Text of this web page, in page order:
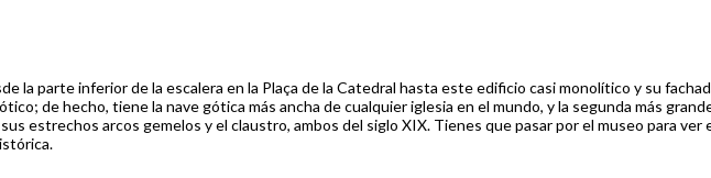
la parte inferior de la escalera en la Plaça de la Catedral hasta este edificio casi monolítico y su
de hecho, tiene la nave gótica más ancha de cualquier iglesia en el mundo, y la segunda más
estrechos arcos gemelos y el claustro, ambos del siglo XIX. Tienes que pasar por el museo para ver